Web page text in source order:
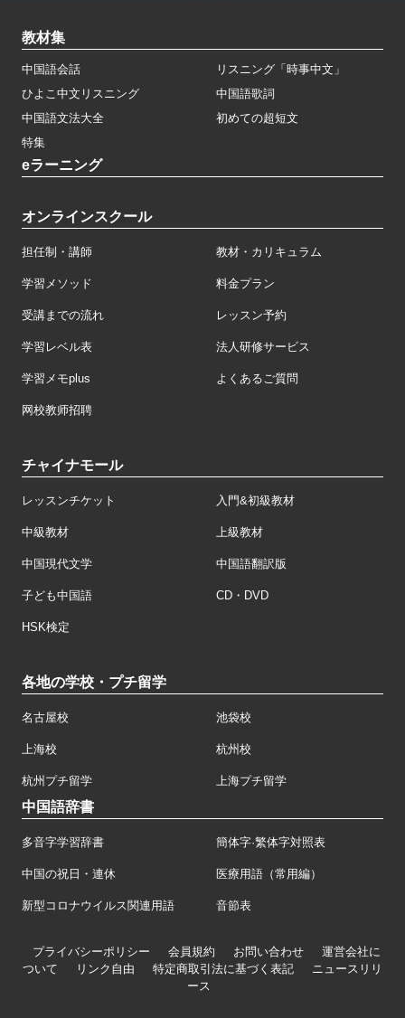
教材集
中国語会話
リスニング「時事中文」
ひよこ中文リスニング
中国語歌詞
中国語文法大全
初めての超短文
特集
eラーニング
オンラインスクール
担任制・講師 教材・カリキュラム
学習メソッド 料金プラン
受講までの流れ レッスン予約
学習レベル表 法人研修サービス
学習メモplus よくあるご質問
网校教师招聘
チャイナモール
レッスンチケット 入門&初級教材
中級教材 上級教材
中国現代文学 中国語翻訳版
子ども中国語 CD・DVD
HSK検定
各地の学校・プチ留学
名古屋校 池袋校
上海校 杭州校
杭州プチ留学 上海プチ留学
中国語辞書
多音字学習辞書 簡体字·繁体字対照表
中国の祝日・連休 医療用語（常用編）
新型コロナウイルス関連用語 音節表
プライバシーポリシー 会員規約 お問い合わせ
運営会社に
ついて
リンク自由 特定商取引法に基づく表記
ニュースリリ
ース